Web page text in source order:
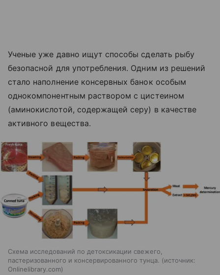
Ученые уже давно ищут способы сделать рыбу
безопасной для употребления. Одним из решений
стало наполнение консервных банок особым
однокомпонентным раствором с цистеином
(аминокислотой, содержащей серу) в качестве
активного вещества.
Cхема исследований по детоксикации свежего,
пастеризованного и консервированного тунца.
источник:
Onlinelibrary.com